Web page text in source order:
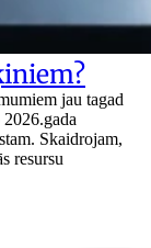
jau tagad
Skaidrojam,
resursu